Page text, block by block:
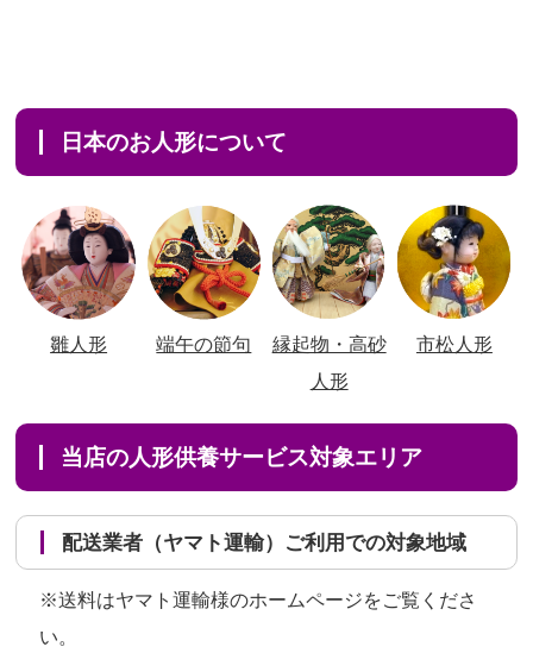
日本のお人形について
雛人形 端午の節句
縁起物・高砂
人形
市松人形
当店の人形供養サービス対象エリア
配送業者（ヤマト運輸）ご利用での対象地域
※送料はヤマト運輸様のホームページをご覧くださ
い。